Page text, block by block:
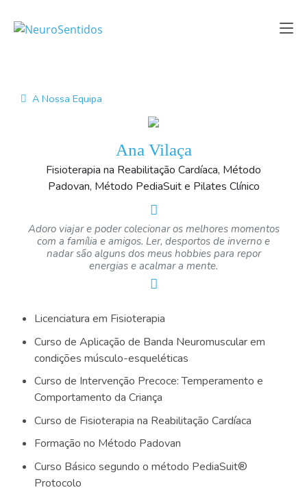
A Nossa Equipa
Ana Vilaça
Fisioterapia na Reabilitação Cardíaca, Método
Padovan, Método PediaSuit e Pilates Clínico
Adoro viajar e poder colecionar os melhores momentos
com a família e amigos. Ler, desportos de inverno e
nadar são alguns dos meus hobbies para repor
energias e acalmar a mente.
Licenciatura em Fisioterapia
Curso de Aplicação de Banda Neuromuscular em
condições músculo-esqueléticas
Curso de Intervenção Precoce: Temperamento e
Comportamento da Criança
Curso de Fisioterapia na Reabilitação Cardíaca
Formação no Método Padovan
Curso Básico segundo o método PediaSuit®
Protocolo